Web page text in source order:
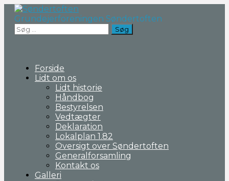
Fortsæt
indhold
Grundejerforeningen Søndertoften
Søg
efter:
Forside
Lidt om os
Lidt historie
Håndbog
Bestyrelsen
Vedtægter
Deklaration
Lokalplan 1.82
Oversigt over Søndertoften
Generalforsamling
Kontakt os
Galleri